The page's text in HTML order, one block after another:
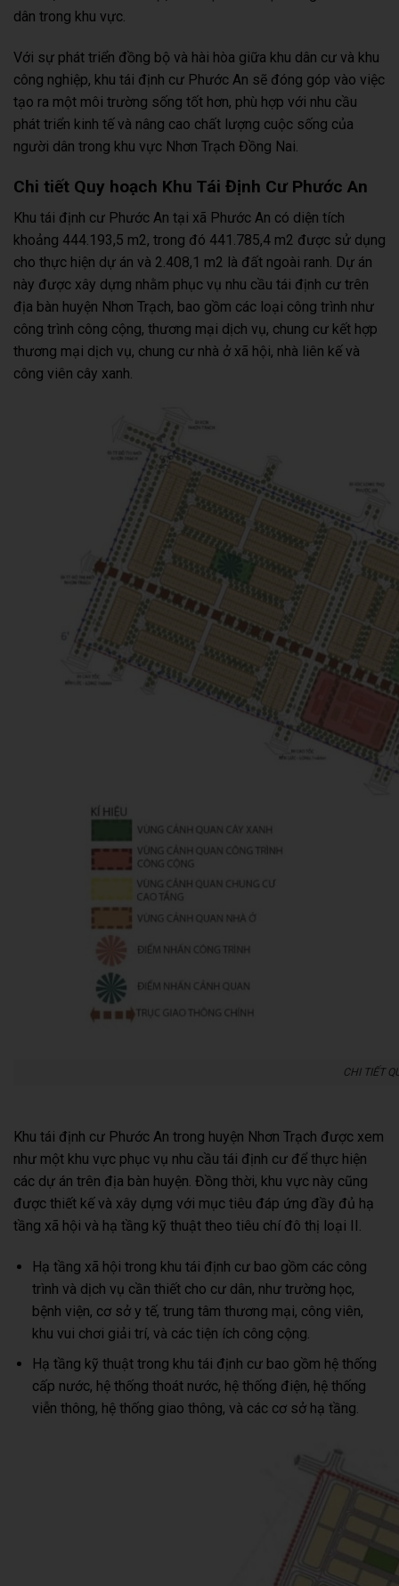
dân trong khu vực.
Với sự phát triển đồng bộ và hài hòa giữa khu dân cư và khu
công nghiệp, khu tái định cư Phước An sẽ đóng góp vào việc
tạo ra một môi trường sống tốt hơn, phù hợp với nhu cầu
phát triển kinh tế và nâng cao chất lượng cuộc sống của
người dân trong khu vực Nhơn Trạch Đồng Nai.
Chi tiết Quy hoạch Khu Tái Định Cư Phước An
Khu tái định cư Phước An tại xã Phước An có diện tích
khoảng 444.193,5 m2, trong đó 441.785,4 m2 được sử dụng
cho thực hiện dự án và 2.408,1 m2 là đất ngoài ranh. Dự án
này được xây dựng nhằm phục vụ nhu cầu tái định cư trên
địa bàn huyện Nhơn Trạch, bao gồm các loại công trình như
công trình công cộng, thương mại dịch vụ, chung cư kết hợp
thương mại dịch vụ, chung cư nhà ở xã hội, nhà liên kế và
công viên cây xanh.
CHI TIẾT
Khu tái định cư Phước An trong huyện Nhơn Trạch được xem
như một khu vực phục vụ nhu cầu tái định cư để thực hiện
các dự án trên địa bàn huyện. Đồng thời, khu vực này cũng
được thiết kế và xây dựng với mục tiêu đáp ứng đầy đủ hạ
tầng xã hội và hạ tầng kỹ thuật theo tiêu chí đô thị loại II.
Hạ tầng xã hội trong khu tái định cư bao gồm các công
trình và dịch vụ cần thiết cho cư dân, như trường học,
bệnh viện, cơ sở y tế, trung tâm thương mại, công viên,
khu vui chơi giải trí, và các tiện ích công cộng.
Hạ tầng kỹ thuật trong khu tái định cư bao gồm hệ thống
cấp nước, hệ thống thoát nước, hệ thống điện, hệ thống
viễn thông, hệ thống giao thông, và các cơ sở hạ tầng.